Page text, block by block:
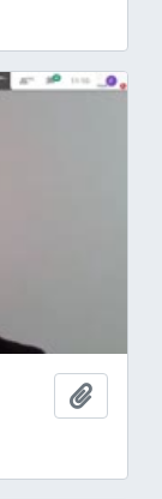
Add to